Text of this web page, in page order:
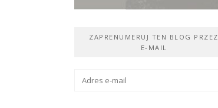
ZAPRENUMERUJ TEN BLOG PRZEZ
E-MAIL
Adres